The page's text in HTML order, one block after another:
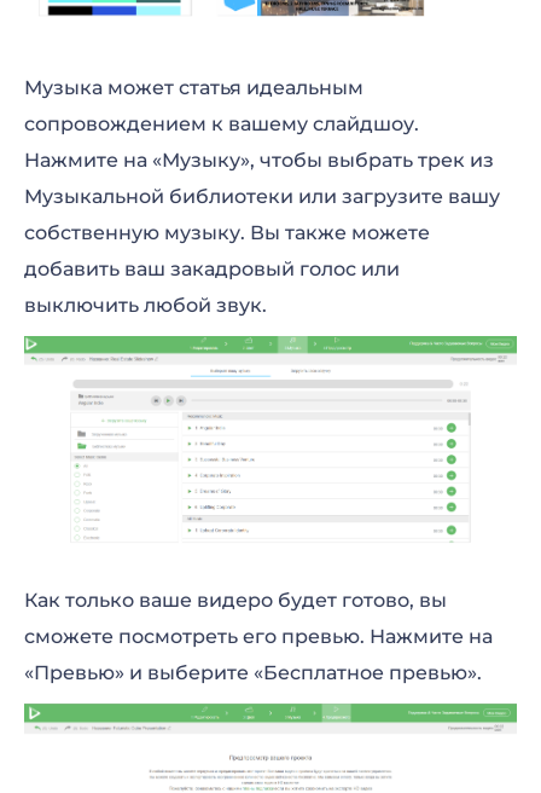
Музыка может статья идеальным
сопровождением к вашему слайдшоу.
Нажмите на «Музыку», чтобы выбрать трек из
Музыкальной библиотеки или загрузите вашу
собственную музыку. Вы также можете
добавить ваш закадровый голос или
выключить любой звук.
Как только ваше видеро будет готово, вы
сможете посмотреть его превью. Нажмите на
«Превью» и выберите «Бесплатное превью».